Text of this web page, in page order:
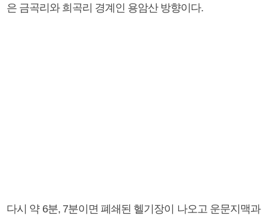
은 금곡리와 희곡리 경계인 용암산 방향이다.
다시 약 6분, 7분이면 폐쇄된 헬기장이 나오고 운문지맥과